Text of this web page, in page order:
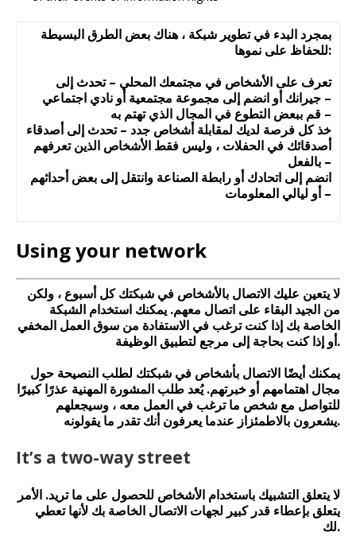
بمجرد البدء في تطوير شبكة ، هناك بعض الطرق البسيطة
للحفاظ على نموها:
تعرف على الأشخاص في مجتمعك المحلي – تحدث إلى
جيرانك أو انضم إلى مجموعة مجتمعية أو نادي اجتماعي –
قم ببعض التطوع في المجال الذي تهتم به –
خذ كل فرصة لديك لمقابلة أشخاص جدد – تحدث إلى أصدقاء
أصدقائك في الحفلات ، وليس فقط الأشخاص الذين تعرفهم
بالفعل –
انضم إلى اتحادك أو رابطة الصناعة وانتقل إلى بعض أحداثهم
أو ليالي المعلومات –
Using your network
لا يتعين عليك الاتصال بالأشخاص في شبكتك كل أسبوع ، ولكن
من الجيد البقاء على اتصال معهم. يمكنك استخدام الشبكة
الخاصة بك إذا كنت ترغب في الاستفادة من سوق العمل المخفي
أو إذا كنت بحاجة إلى مرجع لتطبيق الوظيفة.
يمكنك أيضًا الاتصال بأشخاص في شبكتك لطلب النصيحة حول
مجال اهتمامهم أو خبرتهم. يُعد طلب المشورة المهنية عذرًا كبيرًا
للتواصل مع شخص ما ترغب في العمل معه ، وسيجعلهم
يشعرون بالاطمئزاز عندما يعرفون أنك تقدر ما يقولونه.
It’s a two-way street
لا يتعلق التشبيك باستخدام الأشخاص للحصول على ما تريد. الأمر
يتعلق بإعطاء قدر كبير لجهات الاتصال الخاصة بك لأنها تعطي
لك.